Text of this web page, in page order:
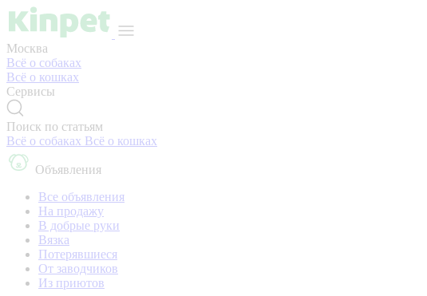
Москва
Всё о собаках
Всё о кошках
Сервисы
Поиск по статьям
Всё о собаках Всё о кошках
Объявления
Все объявления
На продажу
В добрые руки
Вязка
Потерявшиеся
От заводчиков
Из приютов